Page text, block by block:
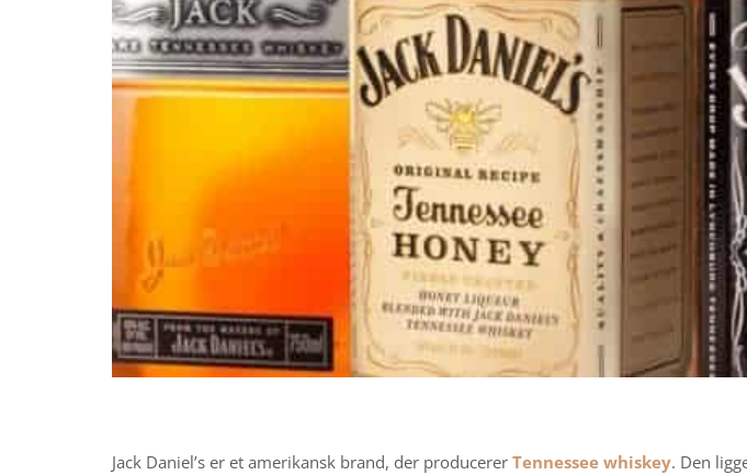
Jack Daniel’s er et amerikansk brand, der producerer Tennessee whiskey. Den